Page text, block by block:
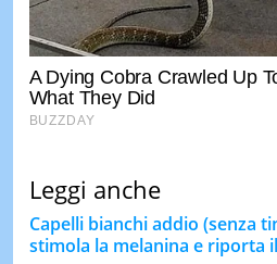
Leggi anche
Capelli bianchi addio (senza
stimola la melanina e riporta